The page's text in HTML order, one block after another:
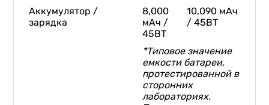
Аккумулятор /
зарядка
8,000
мАч /
45ВТ​
10,090 мАч
/ 45ВТ​
*Типовое значение
емкости батареи,
протестированной в
сторонних
лабораториях.